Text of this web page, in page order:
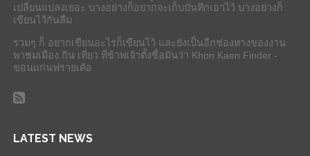
เปลี่ยนแปลงเยอะ บางอย่างก็อยากจะเก็บบันทึกเอาไว้ บางอย่างก็
เขียนไว้กันลืม
รวมๆ ก็ อยากเขียนอะไรก็เขียนไว้ และยังเป็นอีกช่องทางของงาน
พาชมเมือง กิน เที่ยว ที่ข้าพเจ้าตั้งชื่อมันว่า Khon Kaen Finder -
ขอนแก่นฟรายเด้อ
LATEST NEWS